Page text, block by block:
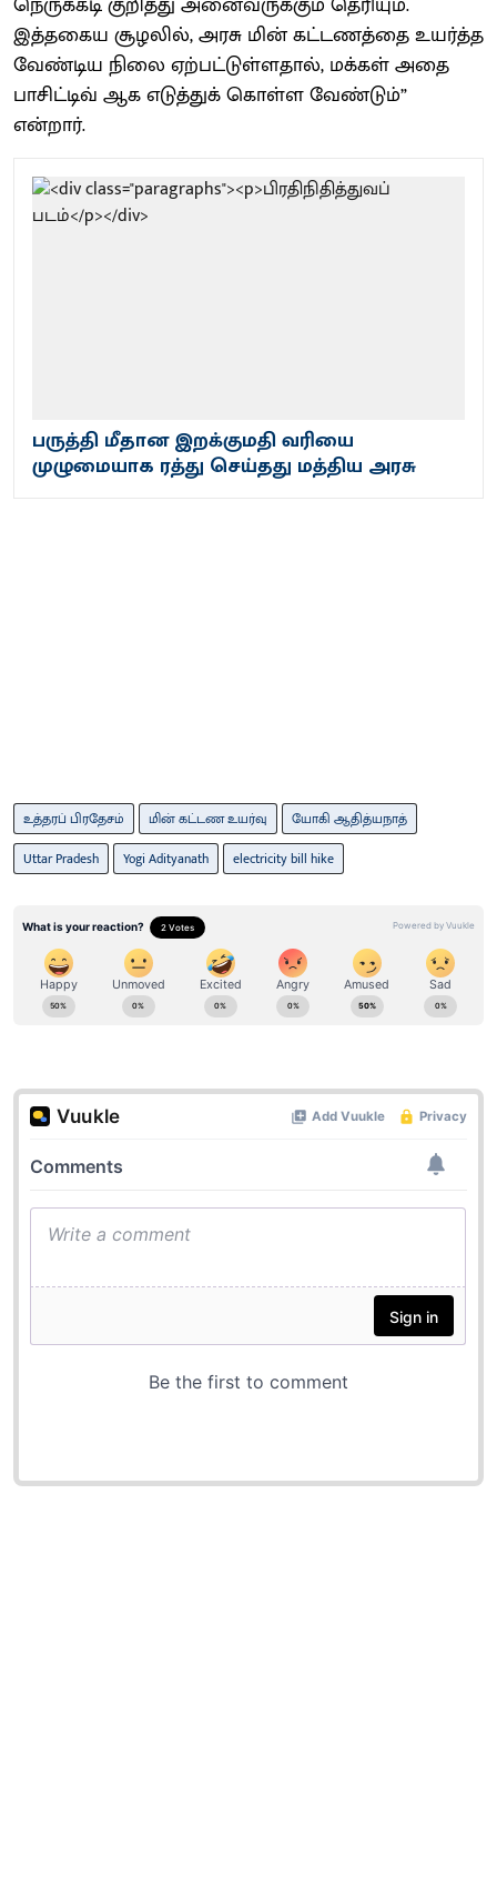
இத்தகைய சூழலில், அரசு மின் கட்டணத்தை உயர்த்த
வேண்டிய நிலை ஏற்பட்டுள்ளதால், மக்கள் அதை
பாசிட்டிவ் ஆக எடுத்துக் கொள்ள வேண்டும்”
என்றார்.
பருத்தி மீதான இறக்குமதி வரியை
முழுமையாக ரத்து செய்தது மத்திய அரசு
உத்தரப் பிரதேசம் மின் கட்டண உயர்வு
யோகி ஆதித்யநாத்
Uttar Pradesh
Yogi Adityanath electricity bill hike